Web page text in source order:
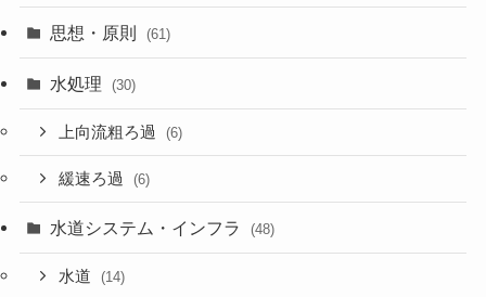
思想・原則 (61)
水処理 (30)
上向流粗ろ過 (6)
緩速ろ過 (6)
水道システム・インフラ (48)
水道 (14)